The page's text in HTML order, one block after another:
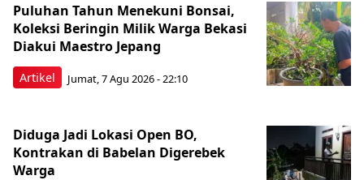
Artikel
Puluhan Tahun Menekuni Bonsai,
Koleksi Beringin Milik Warga Bekasi
Diakui Maestro Jepang
Jumat, 7 Agu 2026 - 22:10
Diduga Jadi Lokasi Open BO,
Kontrakan di Babelan Digerebek
Warga